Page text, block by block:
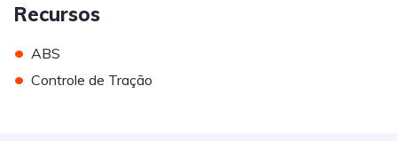
Recursos
• ABS
• Controle de Tração